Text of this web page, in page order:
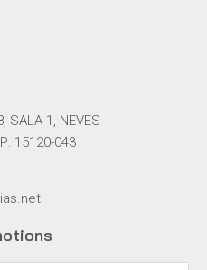
SALA 1, NEVES
15120-043